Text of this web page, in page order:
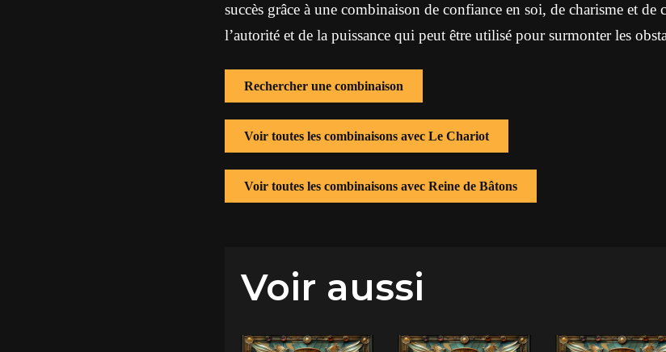
succès grâce à une combinaison de confiance en soi, de charisme et
l’autorité et de la puissance qui peut être utilisé pour surmonter les
Rechercher une combinaison
Voir toutes les combinaisons avec Le Chariot
Voir toutes les combinaisons avec Reine de Bâtons
Voir aussi